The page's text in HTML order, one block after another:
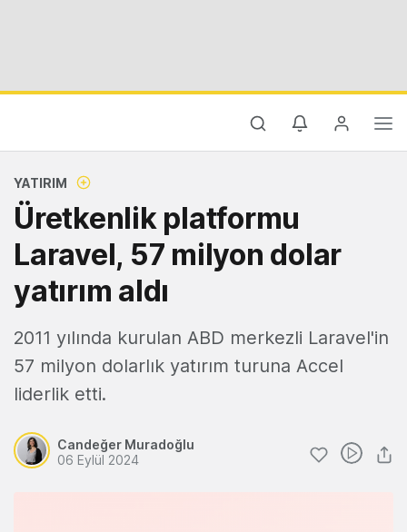
YATIRIM
Üretkenlik platformu
Laravel, 57 milyon dolar
yatırım aldı
2011 yılında kurulan ABD merkezli Laravel'in
57 milyon dolarlık yatırım turuna Accel
liderlik etti.
Candeğer Muradoğlu
06 Eylül 2024